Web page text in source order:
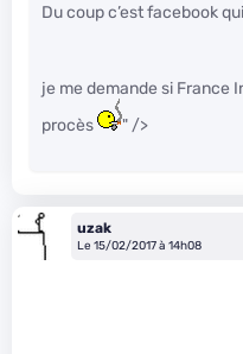
Du coup c’est facebook
je me demande si France
procès
" />
uzak
Le 15/02/2017 à 14h08